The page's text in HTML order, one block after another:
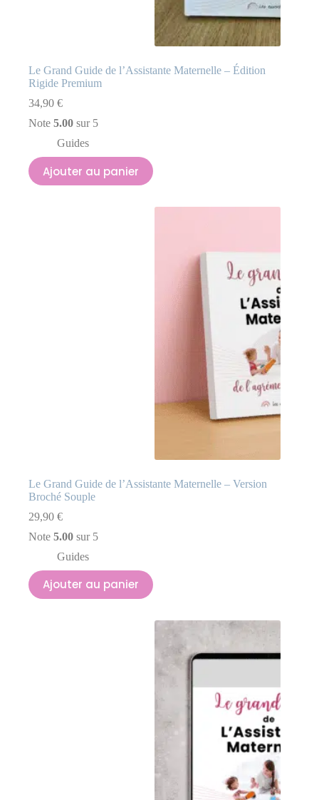
Le Grand Guide de l’Assistante Maternelle – Édition
Rigide Premium
34,90 €
Note 5.00 sur 5
Guides
Ajouter au panier
Le Grand Guide de l’Assistante Maternelle – Version
Broché Souple
29,90 €
Note 5.00 sur 5
Guides
Ajouter au panier